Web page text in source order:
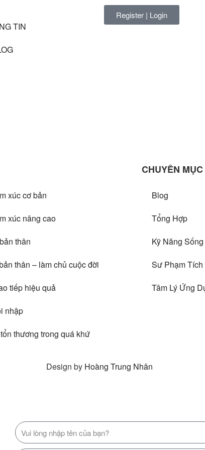
TIN
Register | Login
xúc cơ bản
xúc nâng cao
thân
thân – làm chủ cuộc đời
tiếp hiệu quả
nhập
thương trong quá khứ
CHUYÊN MỤC
Blog
Tổng Hợp
Kỹ Năng Sống
Sư Phạm
Tâm Lý Ứng
Design by Hoàng Trung Nhân